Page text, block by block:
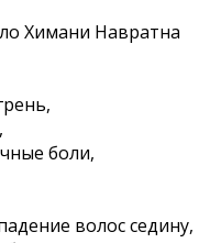
Химани Навратна
боли,
волос седину,